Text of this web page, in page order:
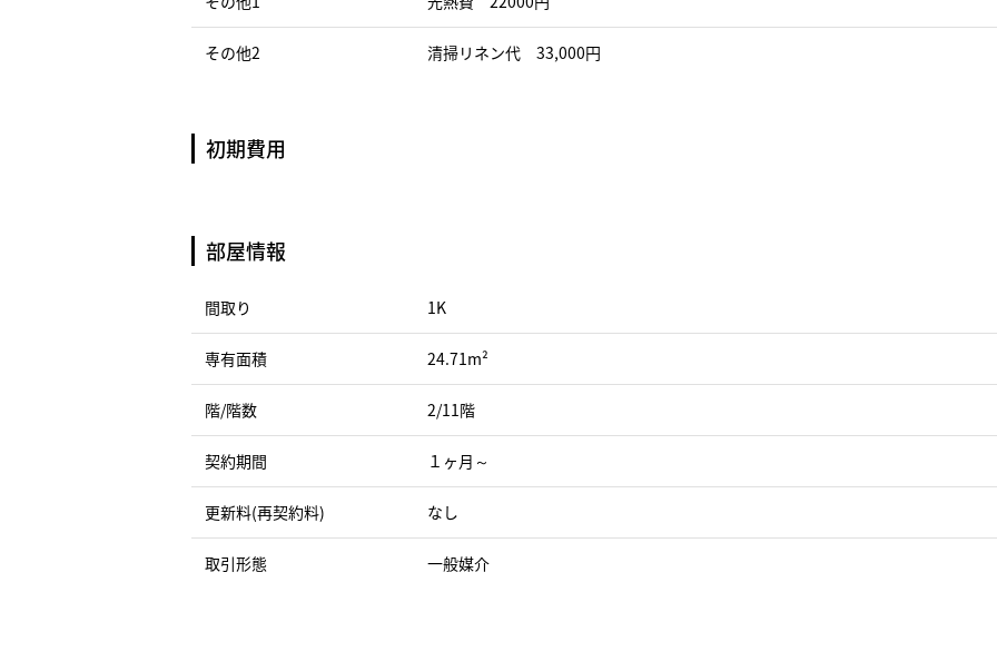
その他2 清掃リネン代 33,000円
初期費用
部屋情報
間取り 1K
専有面積 24.71m²
階/階数 2/11階
契約期間 １ヶ月～
更新料(再契約料) なし
取引形態 一般媒介